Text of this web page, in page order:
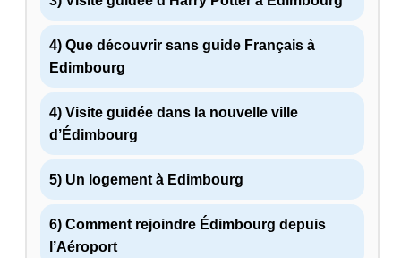
4) Que découvrir sans guide Français à
Edimbourg
4) Visite guidée dans la nouvelle ville
d’Édimbourg
5) Un logement à Edimbourg
6) Comment rejoindre Édimbourg depuis
l’Aéroport